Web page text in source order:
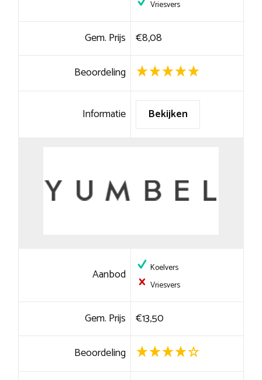
Vriesvers
Gem. Prijs €8,08
Beoordeling
Informatie Bekijken
Aanbod
Koelvers
Vriesvers
Gem. Prijs €13,50
Beoordeling